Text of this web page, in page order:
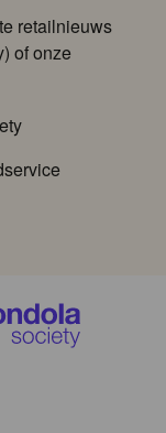
retailnieuws
of onze